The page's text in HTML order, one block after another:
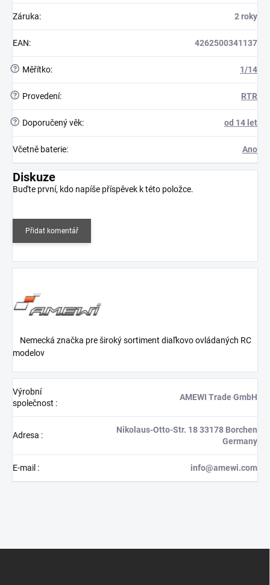
Záruka: 2 roky
EAN: 4262500341137
? Měřítko: 1/14
? Provedení: RTR
? Doporučený věk: od 14 let
Včetně baterie: Ano
Diskuze
Buďte první, kdo napíše příspěvek k této položce.
Přidat komentář
Nemecká značka pre široký sortiment diaľkovo ovládaných RC
modelov
Výrobní
společnost :
AMEWI Trade GmbH
Adresa :
Nikolaus-Otto-Str. 18 33178 Borchen
Germany
E-mail : info@amewi.com